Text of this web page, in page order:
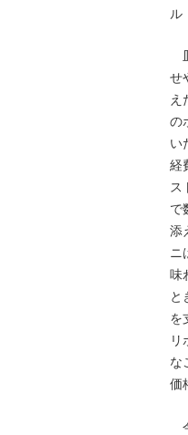
ル
せ
え
の
い
経
ス
で
添
ニ
味
と
を
リ
な
価